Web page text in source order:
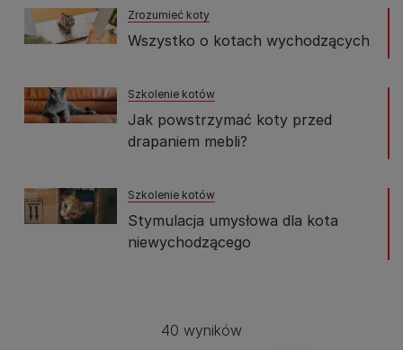
Zrozumieć koty
Wszystko o kotach wychodzących
Szkolenie kotów
Jak powstrzymać koty przed
drapaniem mebli?
Szkolenie kotów
Stymulacja umysłowa dla kota
niewychodzącego
40 wyników